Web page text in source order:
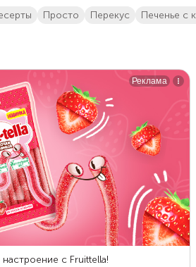
просто перекус печенье с